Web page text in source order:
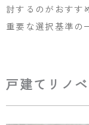
討するのがおすす
重要な選択基準の
戸建てリノ